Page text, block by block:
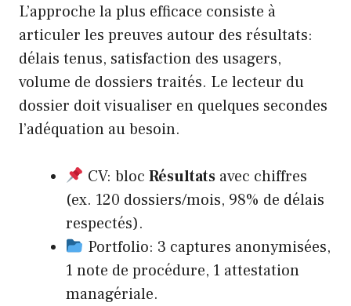
L’approche la plus efficace consiste à
articuler les preuves autour des résultats:
délais tenus, satisfaction des usagers,
volume de dossiers traités. Le lecteur du
dossier doit visualiser en quelques secondes
l’adéquation au besoin.
CV: bloc Résultatsavec chiffres
(ex. 120 dossiers/mois, 98% de délais
respectés).
Portfolio: 3 captures anonymisées,
1 note de procédure, 1 attestation
managériale.